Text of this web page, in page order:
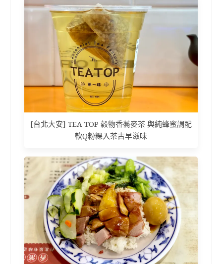
[台北大安] TEA TOP 穀物香蕎麥茶 與純蜂蜜調配
軟Q粉粿入茶古早滋味